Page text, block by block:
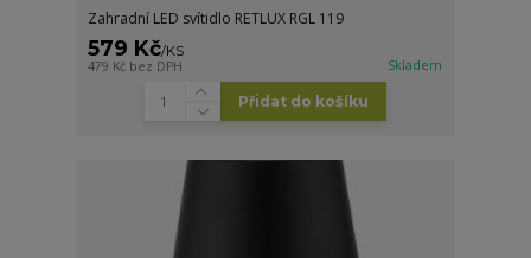
Zahradní LED svítidlo RETLUX RGL 119
579 Kč/KS
479 Kč bez DPH Skladem
Přidat do košíku